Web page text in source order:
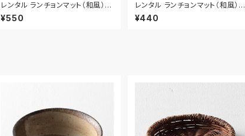
レンタル ランチョンマット（和風） 3
9cm｜MAW018
¥550
レンタル ランチョンマット（和風） 4
3.5cm｜MAW019
¥440